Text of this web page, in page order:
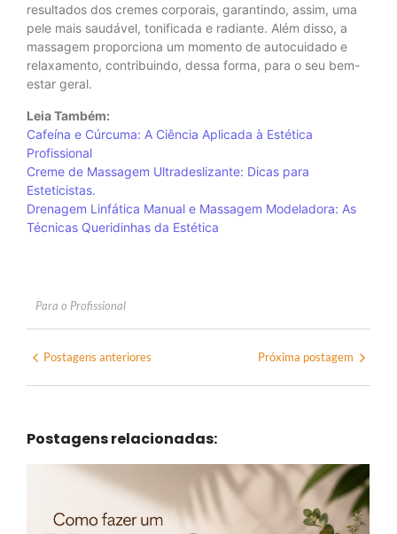
resultados dos cremes corporais, garantindo, assim, uma
pele mais saudável, tonificada e radiante. Além disso, a
massagem proporciona um momento de autocuidado e
relaxamento, contribuindo, dessa forma, para o seu bem-
estar geral.
Leia Também:
Cafeína e Cúrcuma: A Ciência Aplicada à Estética
Profissional
Creme de Massagem Ultradeslizante: Dicas para
Esteticistas.
Drenagem Linfática Manual e Massagem Modeladora: As
Técnicas Queridinhas da Estética
Para o Profissional
Postagens anteriores Próxima postagem
Postagens relacionadas: